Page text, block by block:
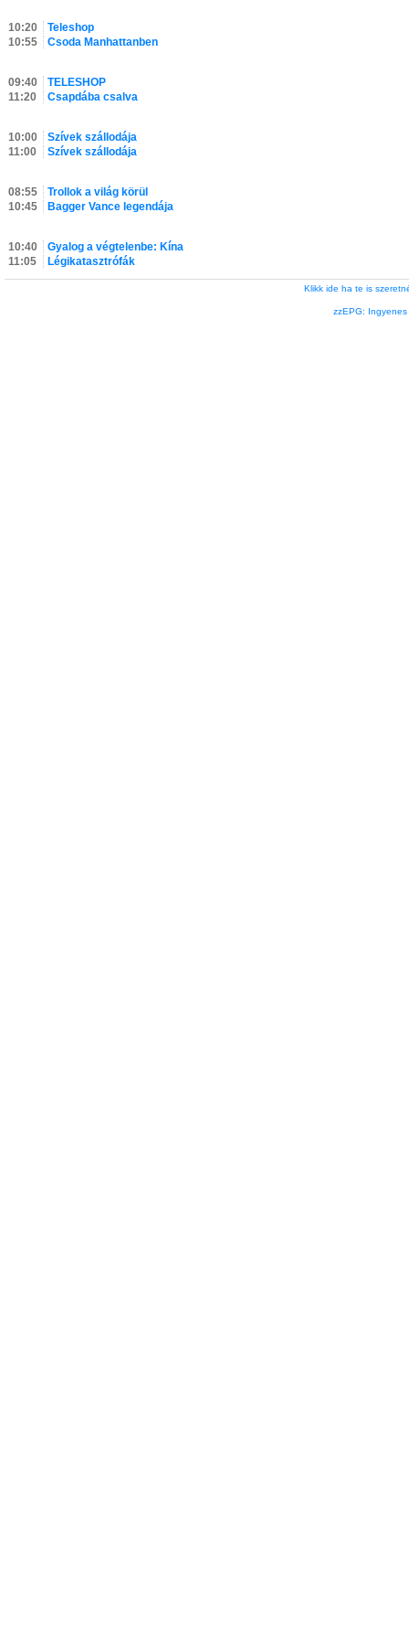
10:20
Teleshop
10:55
Csoda Manhattanben
09:40
TELESHOP
11:20
Csapdába csalva
10:00
Szívek szállodája
11:00
Szívek szállodája
08:55
Trollok a világ körül
10:45
Bagger Vance legendája
10:40
Gyalog a végtelenbe: Kína
11:05
Légikatasztrófák
Klikk ide ha te is
zzEPG: